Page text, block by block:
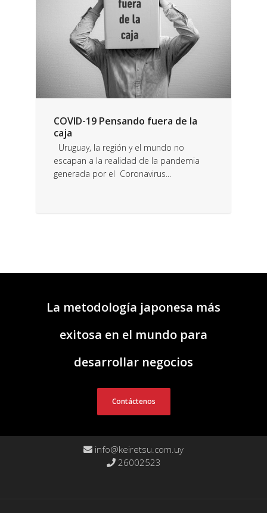
COVID-19 Pensando fuera de la
caja
Uruguay, la región y el mundo no
escapan a la realidad de la pandemia
generada por el Coronavirus...
La metodología japonesa más
exitosa en el mundo para
desarrollar negocios
Contáctenos
info@keiretsu.com.uy
26002523